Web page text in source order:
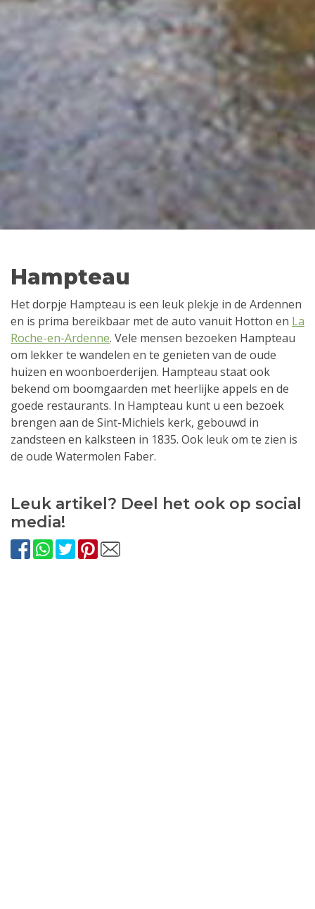
Hampteau
Het dorpje Hampteau is een leuk plekje in de Ardennen
en is prima bereikbaar met de auto vanuit Hotton en La
Roche-en-Ardenne. Vele mensen bezoeken Hampteau
om lekker te wandelen en te genieten van de oude
huizen en woonboerderijen. Hampteau staat ook
bekend om boomgaarden met heerlijke appels en de
goede restaurants. In Hampteau kunt u een bezoek
brengen aan de Sint-Michiels kerk, gebouwd in
zandsteen en kalksteen in 1835. Ook leuk om te zien is
de oude Watermolen Faber.
Leuk artikel? Deel het ook op social
media!